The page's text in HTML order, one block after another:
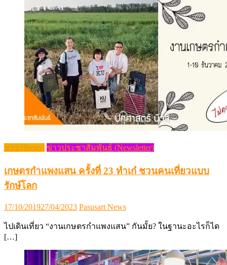
ข่าว (News) ข่าวประชาสัมพันธ์ (Newsletter)
เกษตรกำแพงแสน ครั้งที่ 23 ทำเก๋ ชวนคนเที่ยวแบบ
รักษ์โลก
Posted
17/10/201927/04/2023 Author
Pasusart News
ไปเดินเที่ยว “งานเกษตรกำแพงแสน” กันมั้ย? ในฐานะอะไรก็ได
[…]